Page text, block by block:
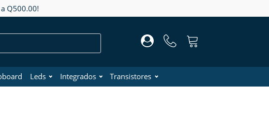
Q500.00!
Leds Integrados Transistores